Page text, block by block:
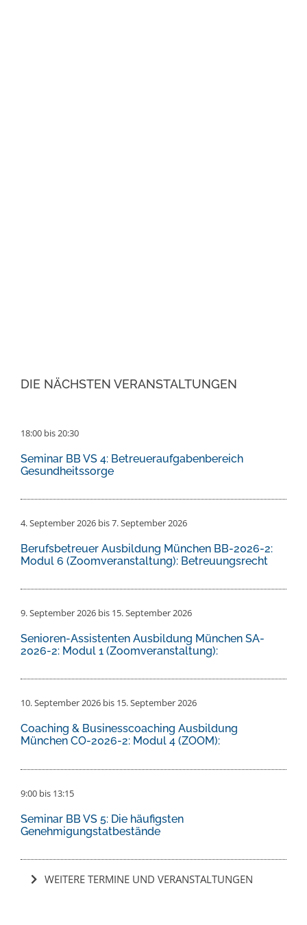
DIE NÄCHSTEN VERANSTALTUNGEN
18:00 bis20:30
Seminar BB VS 4: Betreueraufgabenbereich
Gesundheitssorge
4. September 2026 bis7. September 2026
Berufsbetreuer Ausbildung München BB-2026-2:
Modul 6 (Zoomveranstaltung): Betreuungsrecht
9. September 2026 bis 15. September 2026
Senioren-Assistenten Ausbildung München SA-
2026-2: Modul 1 (Zoomveranstaltung):
10. September 2026 bis 15. September 2026
Coaching & Businesscoaching Ausbildung
München CO-2026-2: Modul 4 (ZOOM):
9:00 bis 13:15
Seminar BB VS 5: Die häufigsten
Genehmigungstatbestände
WEITERE TERMINE UND VERANSTALTUNGEN